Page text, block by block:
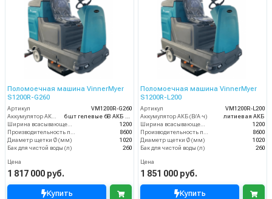
Поломоечная машина VinnerMyer
S1200R-G260
Артикул
VM1200R-G260
Аккумулятор АКБ (В/А·ч)
6 шт гелевые 6В АКБ 260 Ач С20
Ширина всасывающей балки (мм)
1200
Производительность по площади (м2/ч)
8600
Диаметр щетки Ø (мм)
1020
Бак для чистой воды (л)
260
Цена
1 817 000 руб.
Купить
Поломоечная машина VinnerMyer
S1200R-L200
Артикул
VM1200R-L200
Аккумулятор АКБ (В/А·ч)
литиевая АКБ
Ширина всасывающей балки (мм)
1200
Производительность по площади (м2/ч)
8600
Диаметр щетки Ø (мм)
1020
Бак для чистой воды (л)
260
Цена
1 851 000 руб.
Купить